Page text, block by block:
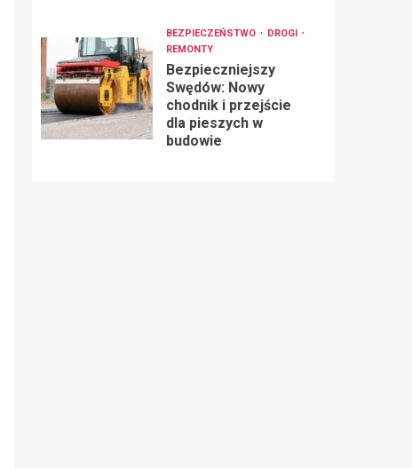
BEZPIECZEŃSTWO
DROGI
REMONTY
Bezpieczniejszy
Swędów: Nowy
chodnik i przejście
dla pieszych w
budowie